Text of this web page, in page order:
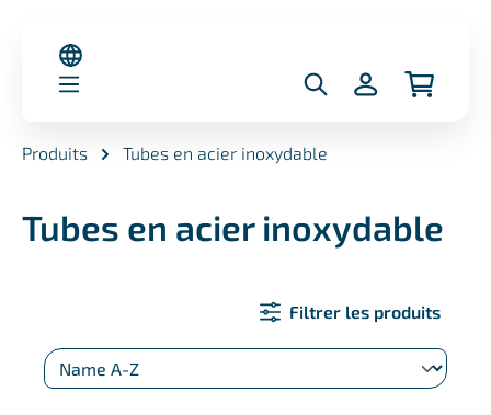
Produits Tubes en acier inoxydable
Tubes en acier inoxydable
Filtrer les produits